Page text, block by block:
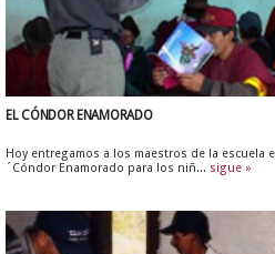
EL CÓNDOR ENAMORADO
Hoy entregamos a los maestros de la escuela
´Cóndor Enamorado para los niñ... sigue »